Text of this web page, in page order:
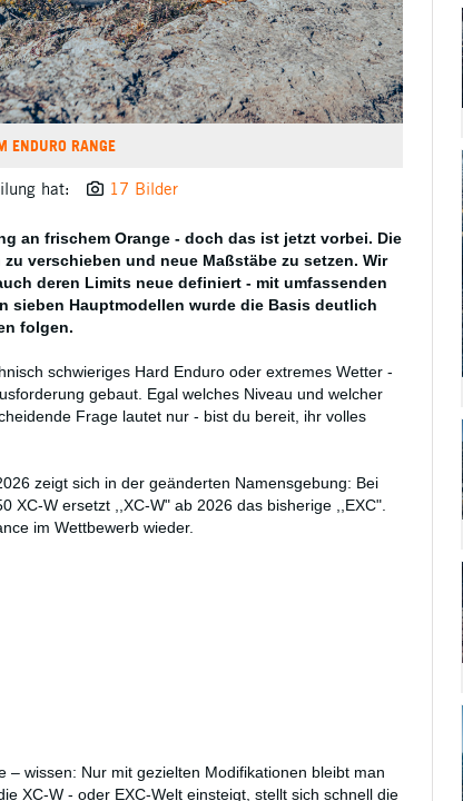
ENDURO RANGE
hat: 17 Bilder
an frischem Orange - doch das ist jetzt vorbei. Die
verschieben und neue Maßstäbe zu setzen. Wir
deren Limits neue definiert - mit umfassenden
sieben Hauptmodellen wurde die Basis deutlich
folgen.
schwieriges Hard Enduro oder extremes Wetter -
gebaut. Egal welches Niveau und welcher
Frage lautet nur - bist du bereit, ihr volles
zeigt sich in der geänderten Namensgebung: Bei
XC-W ersetzt ,,XC-W" ab 2026 das bisherige ,,EXC".
im Wettbewerb wieder.
wissen: Nur mit gezielten Modifikationen bleibt man
XC-W - oder EXC-Welt einsteigt, stellt sich schnell die